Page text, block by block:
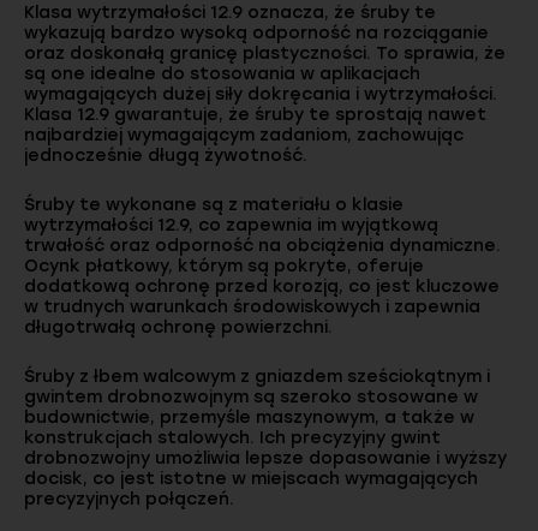
Klasa wytrzymałości 12.9 oznacza, że śruby te
wykazują bardzo wysoką odporność na rozciąganie
oraz doskonałą granicę plastyczności. To sprawia, że
są one idealne do stosowania w aplikacjach
wymagających dużej siły dokręcania i wytrzymałości.
Klasa 12.9 gwarantuje, że śruby te sprostają nawet
najbardziej wymagającym zadaniom, zachowując
jednocześnie długą żywotność.
Śruby te wykonane są z materiału o klasie
wytrzymałości 12.9, co zapewnia im wyjątkową
trwałość oraz odporność na obciążenia dynamiczne.
Ocynk płatkowy, którym są pokryte, oferuje
dodatkową ochronę przed korozją, co jest kluczowe
w trudnych warunkach środowiskowych i zapewnia
długotrwałą ochronę powierzchni.
Śruby z łbem walcowym z gniazdem sześciokątnym i
gwintem drobnozwojnym są szeroko stosowane w
budownictwie, przemyśle maszynowym, a także w
konstrukcjach stalowych. Ich precyzyjny gwint
drobnozwojny umożliwia lepsze dopasowanie i wyższy
docisk, co jest istotne w miejscach wymagających
precyzyjnych połączeń.